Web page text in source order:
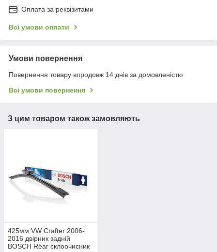
Оплата за реквізитами
Всі умови оплати
Умови повернення
Повернення товару впродовж 14 днів за домовленістю
Всі умови повернення
З цим товаром також замовляють
425мм VW Crafter 2006-
2016 двірник задній
BOSCH Rear склоочисник